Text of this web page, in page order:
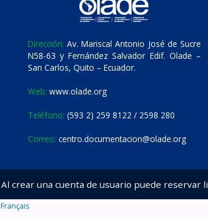
Dirección: Av. Mariscal Antonio José de Sucre
N58-63 y Fernández Salvador Edif. Olade –
San Carlos, Quito – Ecuador.
Web: www.olade.org
Teléfono: (593 2) 259 8122 / 2598 280
Correo: centro.documentacion@olade.org
Al crear una cuenta de usuario puede reservar
Français